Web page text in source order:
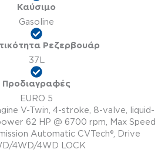
Καύσιμο
Gasoline
Ρεζερβουάρ
37L
Προδιαγραφές
EURO 5
V-Twin, 4-stroke, 8-valve, liquid-
62 HP @ 6700 rpm, Max Speed
Automatic CVTech®, Drive
4WD/4WD LOCK